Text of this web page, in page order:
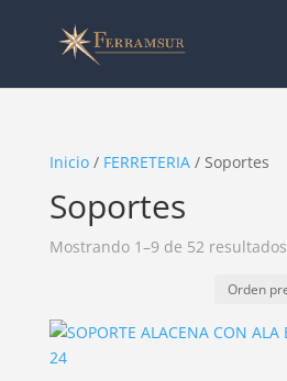
Inicio/ FERRETERIA/ Soportes
Soportes
Mostrando 1–9 de 52 resultados